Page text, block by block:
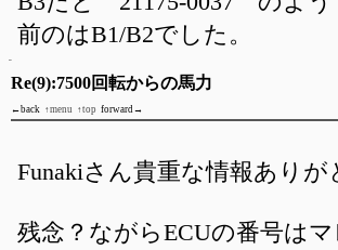
前のはB1/B2でした。
Re(9):7500回転からの馬力
←back ↑menu ↑top forward→
Funakiさん貴重な情報あり
残念？ながらECUの番号は